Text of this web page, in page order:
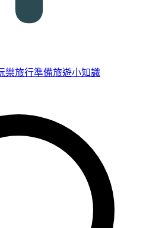
樂旅行準備旅遊小知識